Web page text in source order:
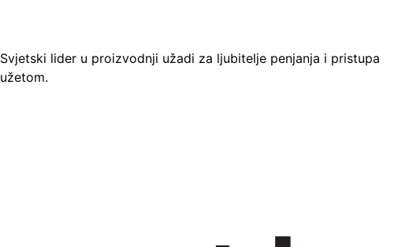
Svjetski lider u proizvodnji užadi za ljubitelje penjanja i pristupa
užetom.